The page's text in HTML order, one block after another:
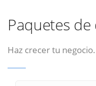
Paquetes
Haz crecer tu